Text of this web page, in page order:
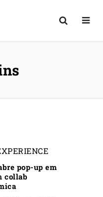
pop-up em
collab